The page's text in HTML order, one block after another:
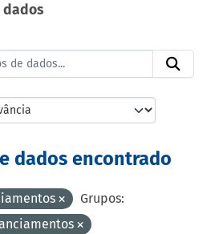
dados
dados encontrado
Grupos: